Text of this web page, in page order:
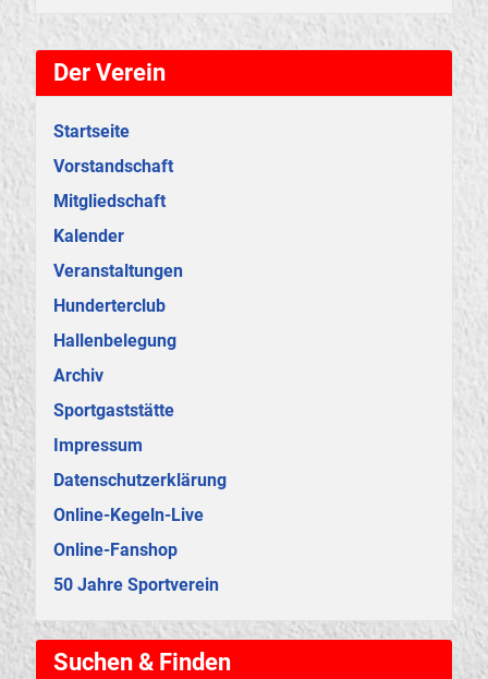
Der Verein
Startseite
Vorstandschaft
Mitgliedschaft
Kalender
Veranstaltungen
Hunderterclub
Hallenbelegung
Archiv
Sportgaststätte
Impressum
Datenschutzerklärung
Online-Kegeln-Live
Online-Fanshop
50 Jahre Sportverein
Suchen & Finden